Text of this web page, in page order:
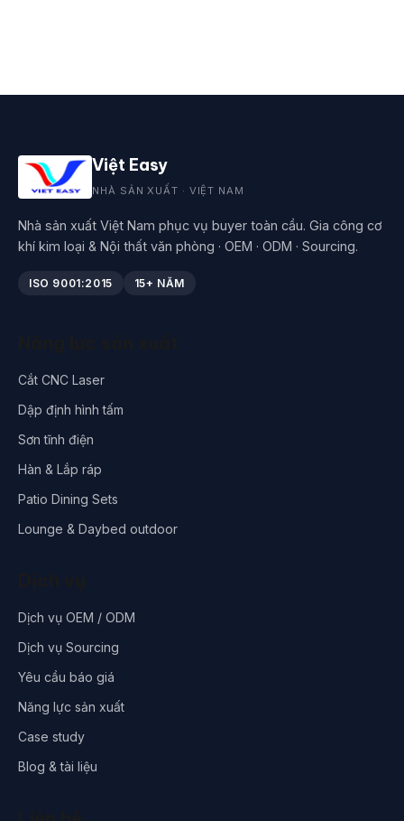
Việt Easy
NHÀ SẢN XUẤT · VIỆT NAM
Nhà sản xuất Việt Nam phục vụ buyer toàn cầu. Gia công cơ
khí kim loại & Nội thất văn phòng · OEM · ODM · Sourcing.
ISO 9001:2015 15+ NĂM
Cắt CNC Laser
Dập định hình tấm
Sơn tĩnh điện
Hàn & Lắp ráp
Patio Dining Sets
Lounge & Daybed outdoor
Dịch vụ OEM / ODM
Dịch vụ Sourcing
Yêu cầu báo giá
Năng lực sản xuất
Case study
Blog & tài liệu